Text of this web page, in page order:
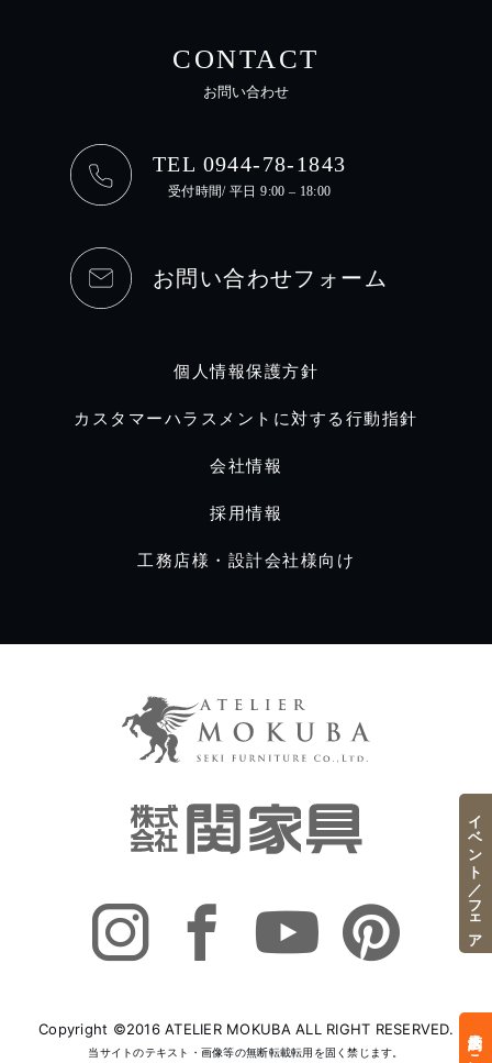
CONTACT
お問い合わせ
TEL 0944-78-1843
受付時間/ 平日 9:00 – 18:00
お問い合わせフォーム
個人情報保護方針
カスタマーハラスメントに対する行動指針
会社情報
採用情報
工務店様・設計会社様向け
Copyright ©2016 ATELIER MOKUBA ALL RIGHT RESERVED.
当サイトのテキスト・画像等の無断転載転用を固く禁じます。
イベント／フェア